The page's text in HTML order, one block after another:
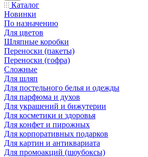
Каталог
Новинки
По назначению
Для цветов
Шляпные коробки
Переноски (пакеты)
Переноски (гофра)
Сложные
Для шляп
Для постельного белья и одежды
Для парфюма и духов
Для украшений и бижутерии
Для косметики и здоровья
Для конфет и пирожных
Для корпоративных подарков
Для картин и антиквариата
Для промоакций (шоубоксы)